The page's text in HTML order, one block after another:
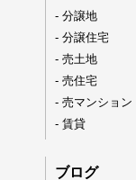
0303
〜土 8:30 〜 17:30
日・祝 9:30 〜 17:30
- 分譲地
- 分譲住宅
- 売土地
- 売住宅
- 売マンション
- 賃貸
ブログ